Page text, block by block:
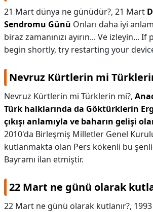
21 Mart dünya ne günüdür?, 21 Mart
Sendromu Günü Onları daha iyi
biraz zamanınızı ayırın... Ve izleyin...
begin shortly, try restarting your
Nevruz Kürtlerin mi
Nevruz Kürtlerin mi Türklerin mi?,
Türk halklarında da Göktürklerin
çıkışı anlamıyla ve baharın gelişi
2010'da Birleşmiş Milletler Genel
kutlanmakta olan Pers kökenli bu
Bayramı ilan etmiştir.
22 Mart ne günü olarak
22 Mart ne günü olarak kutlanır?,